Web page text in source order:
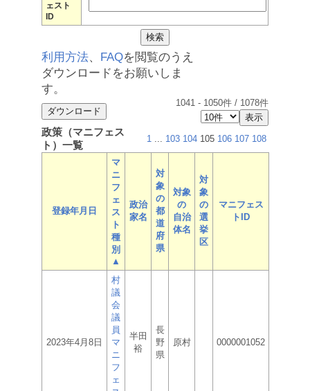
ェスト
ID
利用方法、 FAQを閲覧のうえ
ダウンロードをお願いしま
す。
1041 - 1050件 / 1078件
政策（マニフェス
ト）一覧
1 ... 103 104 105 106 107 108
登録年月日
マ
ニ
フ
ェ
ス
ト
種
別
▲
政治
家名
対
象
の
都
道
府
県
対象
の
自治
体名
対
象
の
選
挙
区
マニフェス
トID
2023年4月8日
村
議
会
議
員
マ
ニ
フ
ェ
半田
裕
長
野
県
原村 0000001052